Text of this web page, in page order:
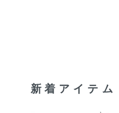
新着アイテム